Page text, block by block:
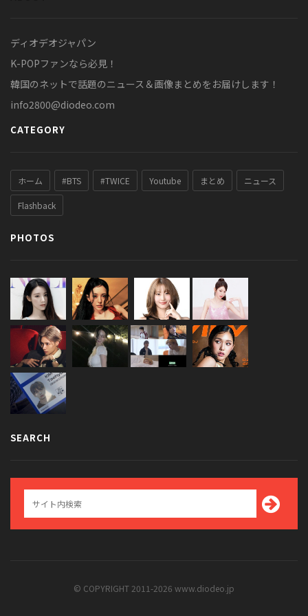
ディオデオジャパン
K-POPファンなら必見！
韓国のネットで話題のニュース＆画像まとめをお届けします！
info2800@diodeo.com
CATEGORY
ホーム #BTS #TWICE Youtube まとめ ニュース
Flashback
PHOTOS
SEARCH
© COPYRIGHT 2011-2026 www.diodeo.jp